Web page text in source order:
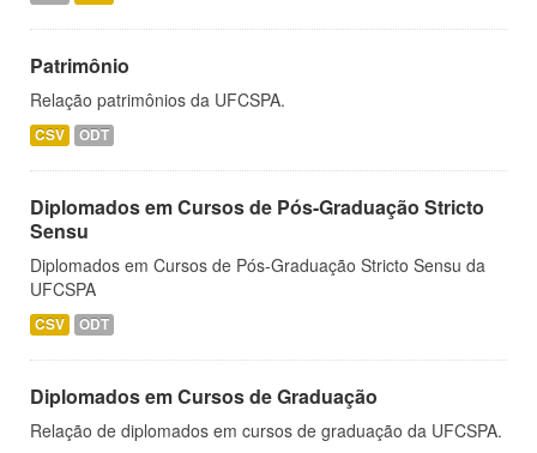
Patrimônio
Relação patrimônios da UFCSPA.
CSV ODT
Diplomados em Cursos de Pós-Graduação Stricto
Sensu
Diplomados em Cursos de Pós-Graduação Stricto Sensu da
UFCSPA
CSV ODT
Diplomados em Cursos de Graduação
Relação de diplomados em cursos de graduação da UFCSPA.